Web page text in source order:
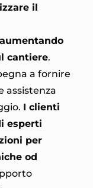
il
cantiere.
a fornire
assistenza
I clienti
esperti
per
od